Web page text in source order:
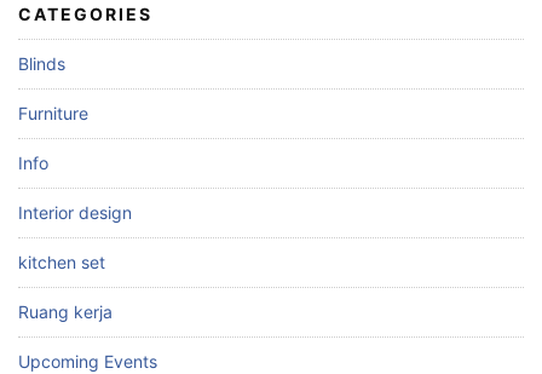
CATEGORIES
Blinds
Furniture
Info
Interior design
kitchen set
Ruang kerja
Upcoming Events